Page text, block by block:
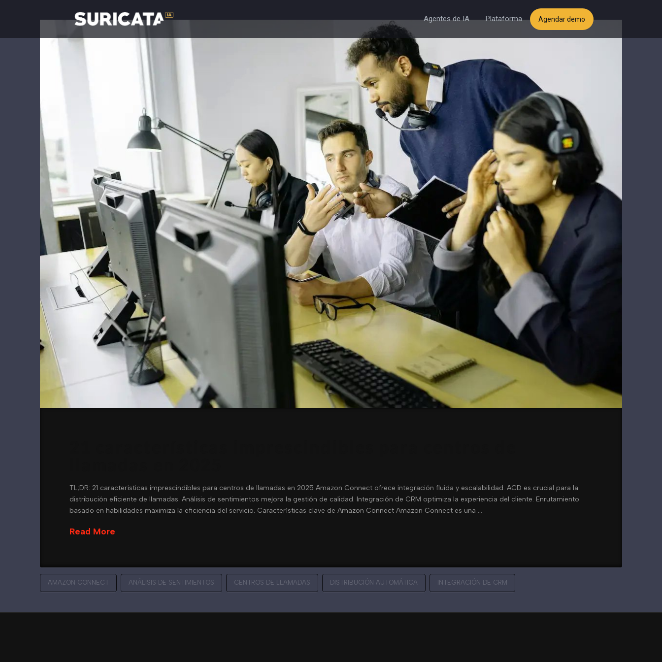
Agentes de IA Plataforma Agendar demo
TL;DR: 21 características imprescindibles para centros de llamadas en 2025 Amazon Connect ofrece integración fluida y escalabilidad. ACD es crucial para la
distribución eficiente de llamadas. Análisis de sentimientos mejora la gestión de calidad. Integración de CRM optimiza la experiencia del cliente. Enrutamiento
basado en habilidades maximiza la eficiencia del servicio. Características clave de Amazon Connect Amazon Connect es una …
Read More
AMAZON CONNECT ANÁLISIS DE SENTIMIENTOS CENTROS DE LLAMADAS DISTRIBUCIÓN AUTOMÁTICA INTEGRACIÓN DE CRM